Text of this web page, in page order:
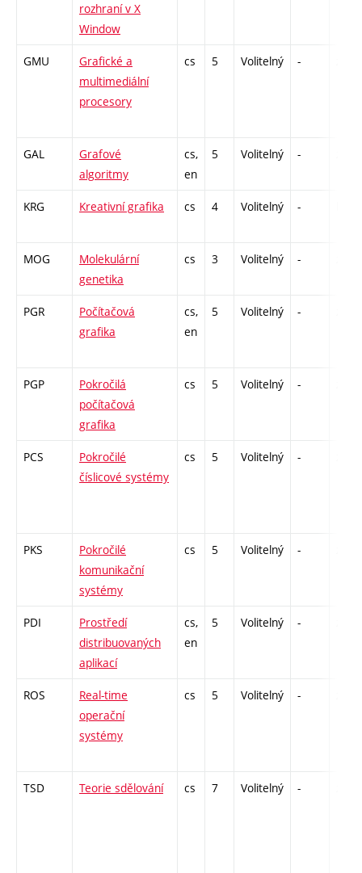
rozhraní v X
Window
GMU
Grafické a
multimediální
procesory
cs 5 Volitelný -
GAL
Grafové
algoritmy
cs,
en
5 Volitelný -
KRG Kreativní grafika cs 4 Volitelný -
MOG
Molekulární
genetika
cs 3 Volitelný -
PGR
Počítačová
grafika
cs,
en
5 Volitelný -
PGP
Pokročilá
počítačová
grafika
cs 5 Volitelný -
PCS
Pokročilé
číslicové systémy
cs 5 Volitelný -
PKS
Pokročilé
komunikační
systémy
cs 5 Volitelný -
PDI
Prostředí
distribuovaných
aplikací
cs,
en
5 Volitelný -
ROS
Real-time
operační
systémy
cs 5 Volitelný -
TSD Teorie sdělování cs 7 Volitelný -